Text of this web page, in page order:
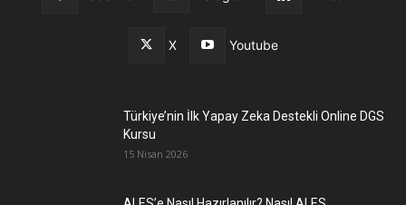
X Youtube
Türkiye’nin İlk Yapay Zeka Destekli Online DGS
Kursu
15 Nisan 2026